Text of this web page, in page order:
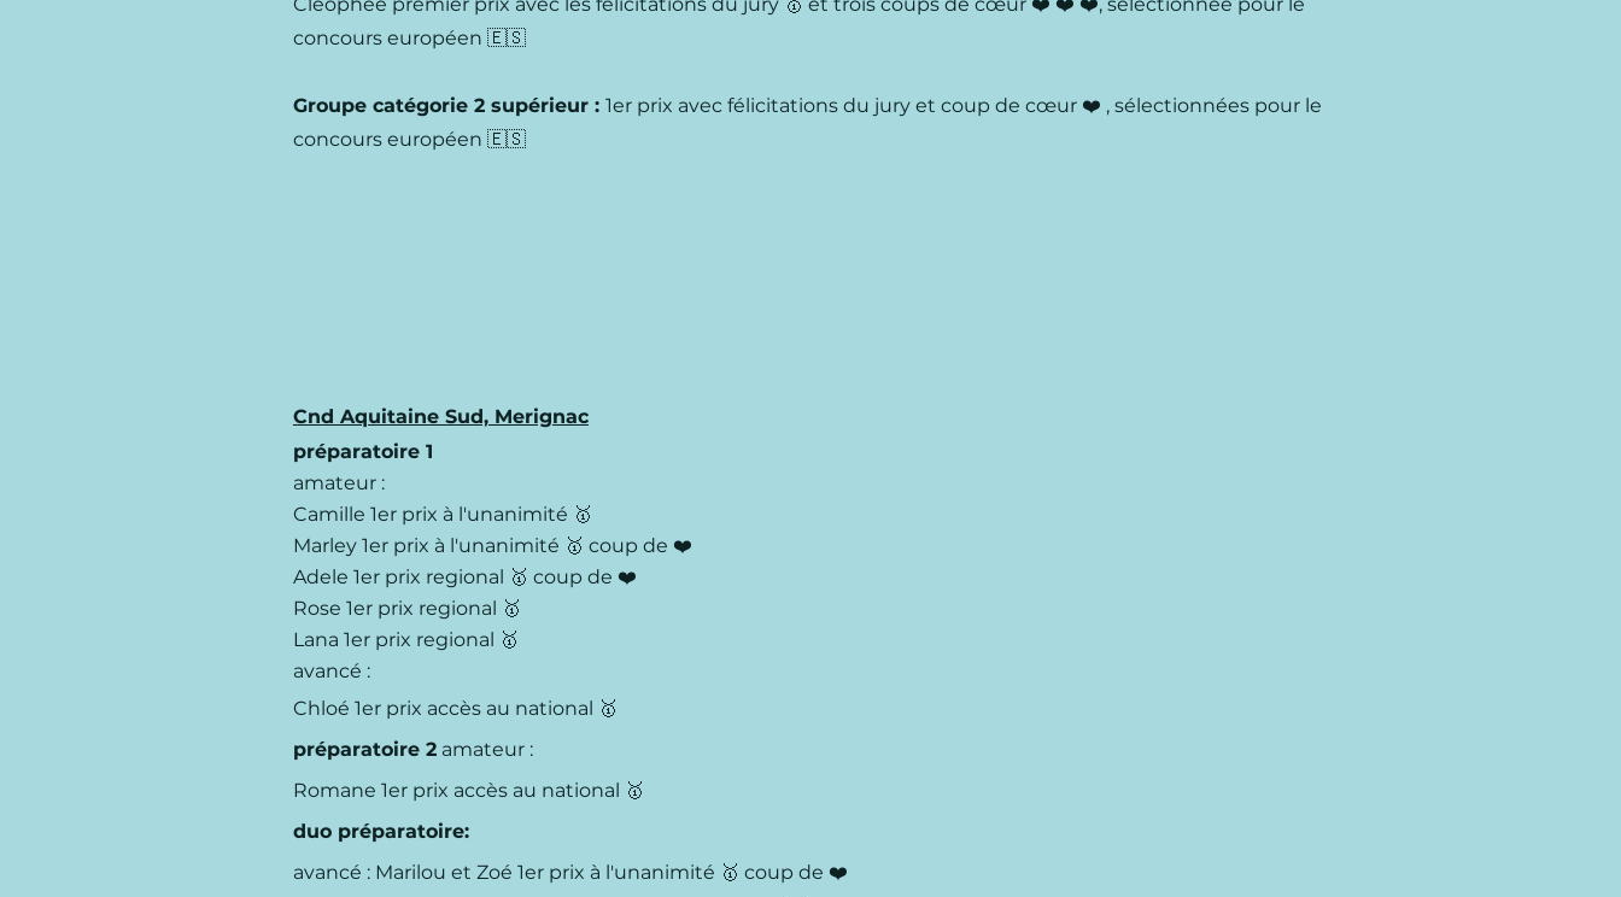
concours européen 🇪🇸
Groupe catégorie 2 supérieur : 1er prix avec félicitations du jury et coup de cœur ❤️ , sélectionnées pour le
concours européen 🇪🇸
Cnd Aquitaine Sud, Merignac
préparatoire 1
amateur :
Camille 1er prix à l'unanimité 🥇
Marley 1er prix à l'unanimité 🥇 coup de ❤️
Adele 1er prix regional 🥇 coup de ❤️
Rose 1er prix regional 🥇
Lana 1er prix regional 🥇
avancé :
Chloé 1er prix accès au national 🥇
préparatoire 2 amateur :
Romane 1er prix accès au national 🥇
duo préparatoire:
avancé : Marilou et Zoé 1er prix à l'unanimité 🥇 coup de ❤️